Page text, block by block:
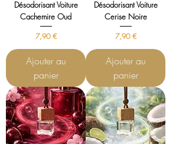
Désodorisant Voiture
Cachemire Oud
Prix
7,90 €
Ajouter au
panier
Désodorisant Voiture
Cerise Noire
Prix
7,90 €
Ajouter au
panier